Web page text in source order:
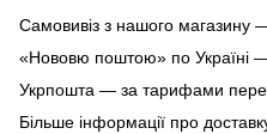
Самовивіз з нашого магазину
«Нововю поштою» по Україні
Укрпошта — за тарифами
Більше інформації про